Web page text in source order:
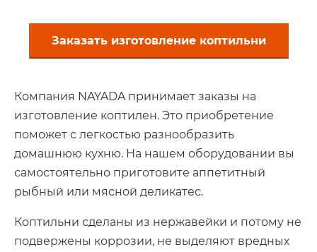
Заказать изготовление коптильни
Компания NAYADA принимает заказы на
изготовление коптилен. Это приобретение
поможет с легкостью разнообразить
домашнюю кухню. На нашем оборудовании вы
самостоятельно приготовите аппетитный
рыбный или мясной деликатес.
Коптильни сделаны из нержавейки и потому не
подвержены коррозии, не выделяют вредных